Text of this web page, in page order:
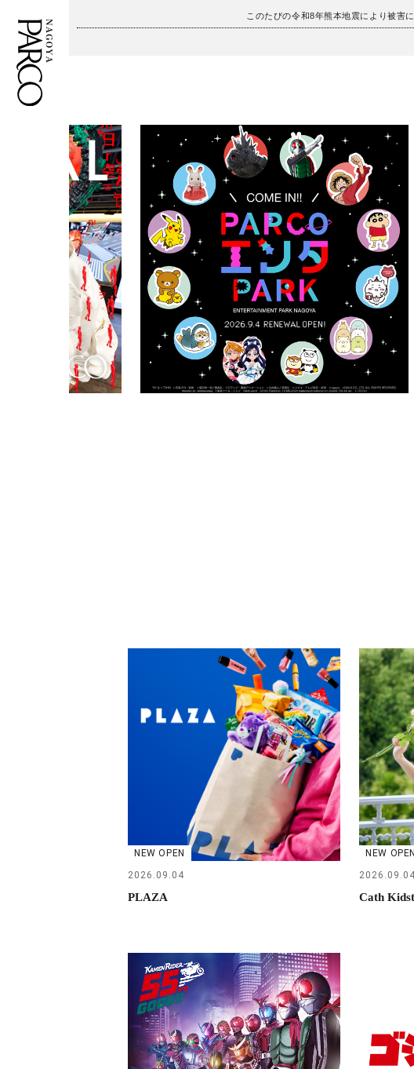
このたびの令和8年熊本地震により被害
施設案内・アクセス
イベント・ポップアップ
ニュース
レストラン・カフェ
TAX FREE
PARCOメンバーズ
繁体字
簡体字
한국어
ภาษาไทย
日本語
NEW OPEN
2026.09.04
PLAZA
NEW OPEN
2026.09.04
Cath